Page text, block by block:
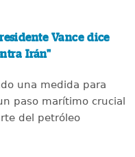
Vance dice
Irán"
una medida para
paso marítimo crucial
del petróleo